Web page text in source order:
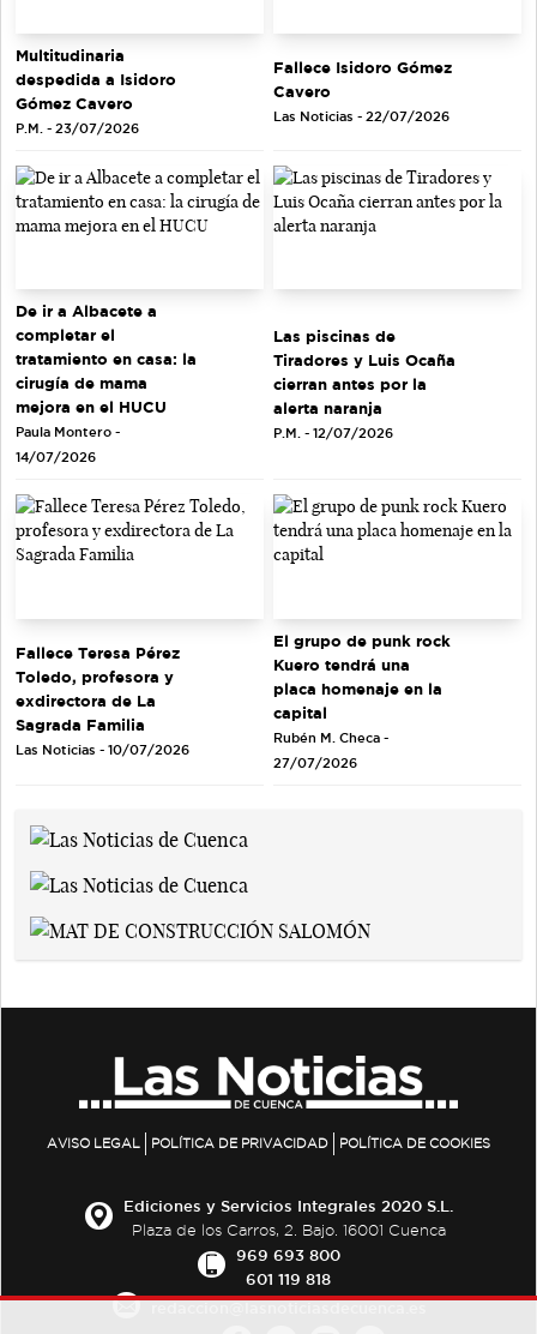
Multitudinaria
despedida a Isidoro
Gómez Cavero
P.M. - 23/07/2026
Fallece Isidoro Gómez
Cavero
Las Noticias - 22/07/2026
De ir a Albacete a
completar el
tratamiento en casa: la
cirugía de mama
mejora en el HUCU
Paula Montero -
14/07/2026
Las piscinas de
Tiradores y Luis Ocaña
cierran antes por la
alerta naranja
P.M. - 12/07/2026
Fallece Teresa Pérez
Toledo, profesora y
exdirectora de La
Sagrada Familia
Las Noticias - 10/07/2026
El grupo de punk rock
Kuero tendrá una
placa homenaje en la
capital
Rubén M. Checa -
27/07/2026
AVISO LEGAL POLÍTICA DE PRIVACIDAD POLÍTICA DE COOKIES
Ediciones y Servicios Integrales 2020 S.L.
Plaza de los Carros, 2. Bajo. 16001 Cuenca
969 693 800
601 119 818